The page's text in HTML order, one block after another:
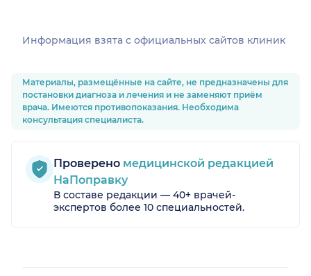
Информация взята c официальных сайтов клиник
Материалы, размещённые на сайте, не предназначены для
постановки диагноза и лечения и не заменяют приём
врача. Имеются противопоказания. Необходима
консультация специалиста.
Проверено медицинской редакцией
НаПоправку
В составе редакции — 40+ врачей-
экспертов более 10 специальностей.